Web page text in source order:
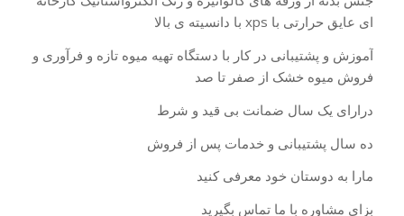
ای عایق حرارتی با xps با دانسیته ی بالا
آموزش و پشتیبانی در کار با دستگاه تهیه میوه تازه و فرآوری و
فروش میوه خشک از صفر تا صد
درارای یک سال ضمانت بی قید و شرط
ده سال پشتیبانی و خدمات پس از فروش
مارا به دوستان خود معرفی کنید
بزای مشاوره با ما تماس بگیرید